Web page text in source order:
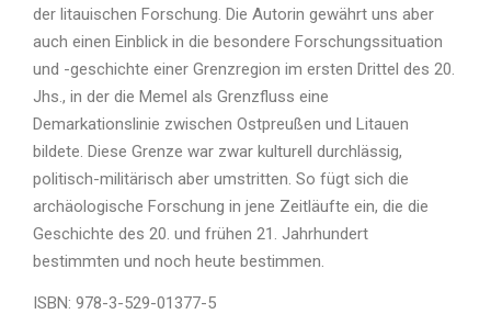
der litauischen Forschung. Die Autorin gewährt uns aber
auch einen Einblick in die besondere Forschungssituation
und -geschichte einer Grenzregion im ersten Drittel des 20.
Jhs., in der die Memel als Grenzfluss eine
Demarkationslinie zwischen Ostpreußen und Litauen
bildete. Diese Grenze war zwar kulturell durchlässig,
politisch-militärisch aber umstritten. So fügt sich die
archäologische Forschung in jene Zeitläufte ein, die die
Geschichte des 20. und frühen 21. Jahrhundert
bestimmten und noch heute bestimmen.
ISBN: 978-3-529-01377-5